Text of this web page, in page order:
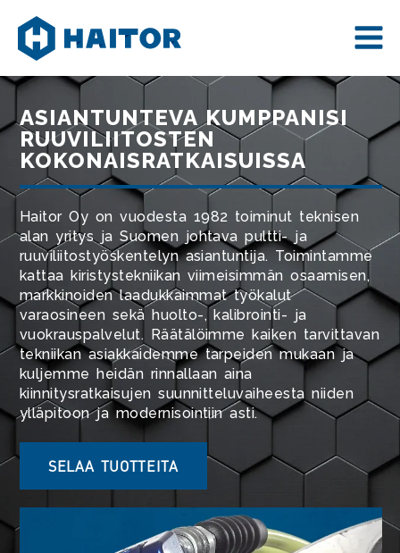
content
ASIANTUNTEVA KUMPPANISI
RUUVILIITOSTEN
KOKONAISRATKAISUISSA
Haitor Oy on vuodesta 1982 toiminut teknisen
alan yritys ja Suomen johtava pultti- ja
ruuviliitostyöskentelyn asiantuntija. Toimintamme
kattaa kiristystekniikan viimeisimmän osaamisen,
markkinoiden laadukkaimmat työkalut
varaosineen sekä huolto-, kalibrointi- ja
vuokrauspalvelut. Räätälöimme kaiken tarvittavan
tekniikan asiakkaidemme tarpeiden mukaan ja
kuljemme heidän rinnallaan aina
kiinnitysratkaisujen suunnitteluvaiheesta niiden
ylläpitoon ja modernisointiin asti.
SELAA TUOTTEITA